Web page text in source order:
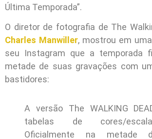
Última Temporada”.
O diretor de fotografia de The
Charles Manwiller, mostrou em
seu Instagram que a temporada
metade de suas gravações com
bastidores:
A versão The WALKING
tabelas de cores/
Oficialmente na metade